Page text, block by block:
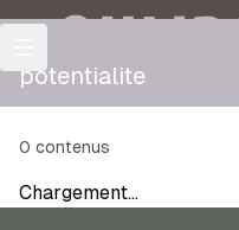
OULIPO
potentialite
0 contenus
Chargement…